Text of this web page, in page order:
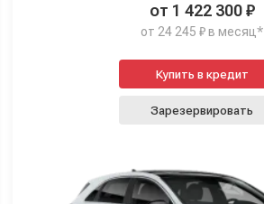
от 1 422 300 ₽
от 24 245 ₽ в месяц*
Купить в кредит
Зарезервировать